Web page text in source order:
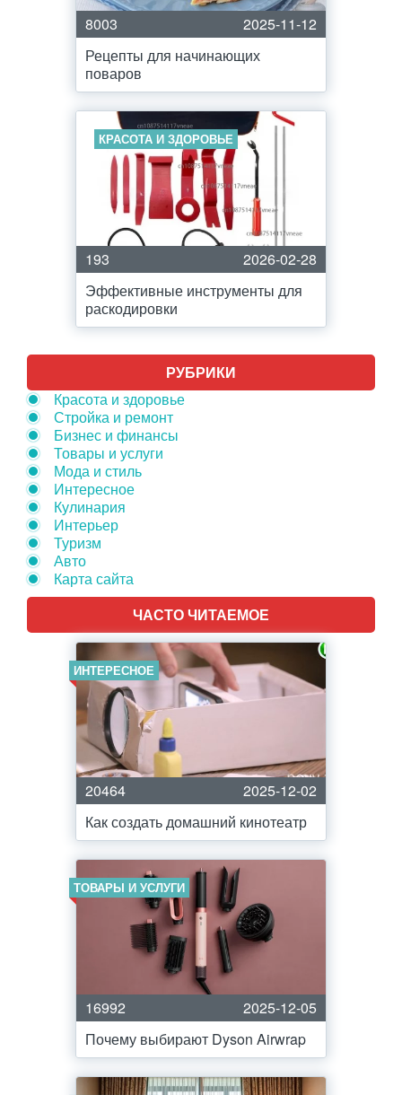
8003
2025-11-12
Рецепты для начинающих
поваров
КРАСОТА И ЗДОРОВЬЕ
193
2026-02-28
Эффективные инструменты для
раскодировки
РУБРИКИ
Красота и здоровье
Стройка и ремонт
Бизнес и финансы
Товары и услуги
Мода и стиль
Интересное
Кулинария
Интерьер
Туризм
Авто
Карта сайта
ЧАСТО ЧИТАЕМОЕ
ИНТЕРЕСНОЕ
20464
2025-12-02
Как создать домашний кинотеатр
ТОВАРЫ И УСЛУГИ
16992
2025-12-05
Почему выбирают Dyson Airwrap